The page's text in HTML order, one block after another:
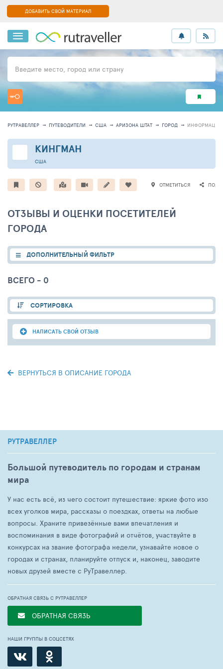
ДОБАВИТЬ СВОЙ МАТЕРИАЛ
Введите место, город или страну
РУТРАВЕЛЛЕР ПУТЕВОДИТЕЛИ США АРИЗОНА ШТАТ ГОРОД ИНФОРМАЦИЯ
КИНГМАН
США
ОТМЕТИТЬСЯ
ОТЗЫВЫ И ОЦЕНКИ ПОСЕТИТЕЛЕЙ
ГОРОДА
ДОПОЛНИТЕЛЬНЫЙ ФИЛЬТР
ВСЕГО - 0
СОРТИРОВКА
НАПИСАТЬ СВОЙ ОТЗЫВ
ВЕРНУТЬСЯ В ОПИСАНИЕ ГОРОДА
РУТРАВЕЛЛЕР
Большой путеводитель по городам и странам
мира
У нас есть всё, из чего состоит путешествие: яркие фото изо
всех уголков мира, рассказы о поездках, ответы на любые
вопросы. Храните привезённые вами впечатления и
воспоминания в виде фотографий и отчётов, участвуйте в
конкурсах на звание фотографа недели, узнавайте новое о
городах и странах, планируйте отпуск и, наконец, заводите
новых друзей вместе с РуТравеллер.
ОБРАТНАЯ СВЯЗЬ С РУТРАВЕЛЛЕР
ОБРАТНАЯ СВЯЗЬ
НАШИ ГРУППЫ В СОЦСЕТЯХ